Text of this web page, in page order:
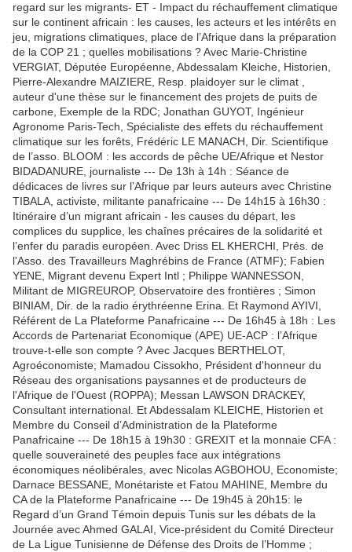
regard sur les migrants- ET - Impact du réchauffement climatique
sur le continent africain : les causes, les acteurs et les intérêts en
jeu, migrations climatiques, place de l’Afrique dans la préparation
de la COP 21 ; quelles mobilisations ? Avec Marie-Christine
VERGIAT, Députée Européenne, Abdessalam Kleiche, Historien,
Pierre-Alexandre MAIZIERE, Resp. plaidoyer sur le climat ,
auteur d'une thèse sur le financement des projets de puits de
carbone, Exemple de la RDC; Jonathan GUYOT, Ingénieur
Agronome Paris-Tech, Spécialiste des effets du réchauffement
climatique sur les forêts, Frédéric LE MANACH, Dir. Scientifique
de l’asso. BLOOM : les accords de pêche UE/Afrique et Nestor
BIDADANURE, journaliste --- De 13h à 14h : Séance de
dédicaces de livres sur l’Afrique par leurs auteurs avec Christine
TIBALA, activiste, militante panafricaine --- De 14h15 à 16h30 :
Itinéraire d’un migrant africain - les causes du départ, les
complices du supplice, les chaînes précaires de la solidarité et
l’enfer du paradis européen. Avec Driss EL KHERCHI, Prés. de
l'Asso. des Travailleurs Maghrébins de France (ATMF); Fabien
YENE, Migrant devenu Expert Intl ; Philippe WANNESSON,
Militant de MIGREUROP, Observatoire des frontières ; Simon
BINIAM, Dir. de la radio érythréenne Erina. Et Raymond AYIVI,
Référent de La Plateforme Panafricaine --- De 16h45 à 18h : Les
Accords de Partenariat Economique (APE) UE-ACP : l’Afrique
trouve-t-elle son compte ? Avec Jacques BERTHELOT,
Agroéconomiste; Mamadou Cissokho, Président d'honneur du
Réseau des organisations paysannes et de producteurs de
l'Afrique de l'Ouest (ROPPA); Messan LAWSON DRACKEY,
Consultant international. Et Abdessalam KLEICHE, Historien et
Membre du Conseil d’Administration de la Plateforme
Panafricaine --- De 18h15 à 19h30 : GREXIT et la monnaie CFA :
quelle souveraineté des peuples face aux intégrations
économiques néolibérales, avec Nicolas AGBOHOU, Economiste;
Darnace BESSANE, Monétariste et Fatou MAHINE, Membre du
CA de la Plateforme Panafricaine --- De 19h45 à 20h15: le
Regard d’un Grand Témoin depuis Tunis sur les débats de la
Journée avec Ahmed GALAI, Vice-président du Comité Directeur
de La Ligue Tunisienne de Défense des Droits de l’Homme ;